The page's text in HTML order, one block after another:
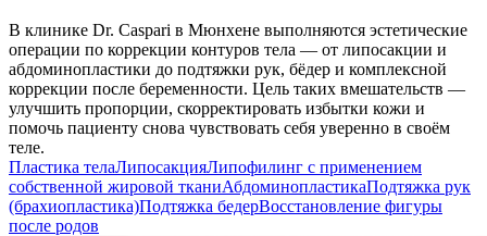
В клинике Dr. Caspari в Мюнхене выполняются эстетические
операции по коррекции контуров тела — от липосакции и
абдоминопластики до подтяжки рук, бёдер и комплексной
коррекции после беременности. Цель таких вмешательств —
улучшить пропорции, скорректировать избытки кожи и
помочь пациенту снова чувствовать себя уверенно в своём
теле.
Пластика телаЛипосакцияЛипофилинг с применением
собственной жировой тканиАбдоминопластикаПодтяжка рук
(брахиопластика)Подтяжка бедерВосстановление фигуры
после родов